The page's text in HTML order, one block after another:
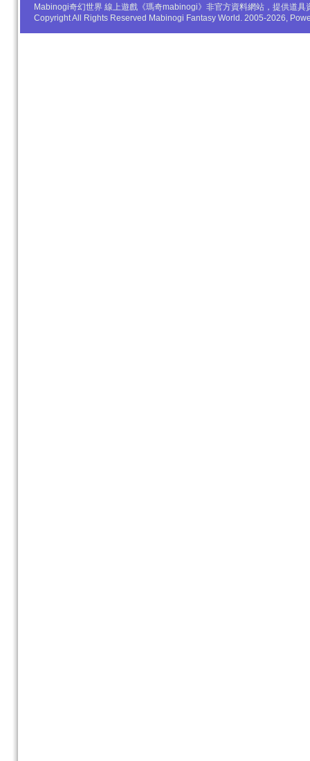
Mabinogi奇幻世界 線上遊戲《瑪奇mabinogi》非官方資料網站，提供道
Copyright All Rights Reserved Mabinogi Fantasy World. 2005-2026,